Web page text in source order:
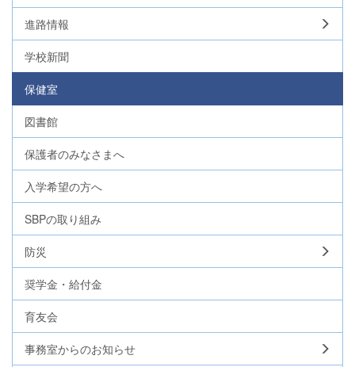
進路情報
学校新聞
保健室
図書館
保護者のみなさまへ
入学希望の方へ
SBPの取り組み
防災
奨学金・給付金
育友会
事務室からのお知らせ